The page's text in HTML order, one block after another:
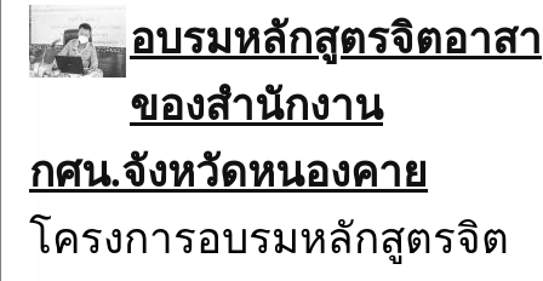
อบรมหลักสูตรจิตอาสา
ของสำนักงาน
กศน.จังหวัดหนองคาย
โครงการอบรมหลักสูตรจิต